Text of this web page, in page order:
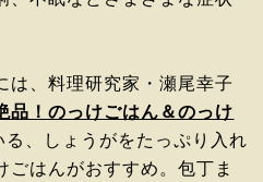
は、料理研究家・瀬尾幸子
品！のっけごはん＆のっけ
、しょうがをたっぷり入れ
ごはんがおすすめ。包丁ま